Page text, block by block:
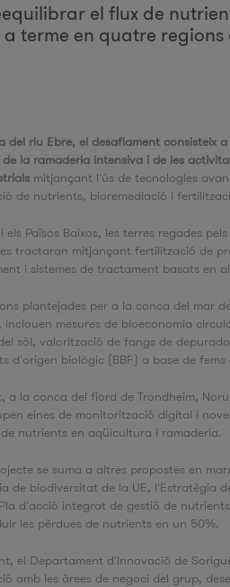
c
el flux de
terme en quatre
del riu Ebre, el desafiament consisteix
de la ramaderia intensiva i de les
mitjançant l'ús de tecnologies
de nutrients, bioremediació i
els Països Baixos, les terres regades
tractaran mitjançant fertilització de
i sistemes de tractament basats en
plantejades per a la conca del mar
inclouen mesures de bioeconomia
sòl, valorització de fangs de
d'origen biològic (BBF) a base de fems
a la conca del fiord de Trondheim,
eines de monitorització digital i
nutrients en aqüicultura i ramaderia.
se suma a altres propostes en
de biodiversitat de la UE, l'Estratègia
d'acció integrat de gestió de
les pèrdues de nutrients en un 50%.
el Departament d'Innovació de
amb les àrees de negoci del grup,